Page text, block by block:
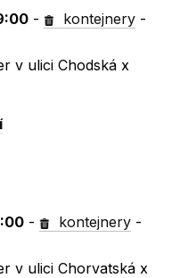
- kontejnery -
v ulici Chodská x
- kontejnery -
v ulici Chorvatská x